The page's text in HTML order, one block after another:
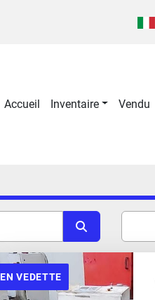
Accueil Inventaire Vendu
EN VEDETTE